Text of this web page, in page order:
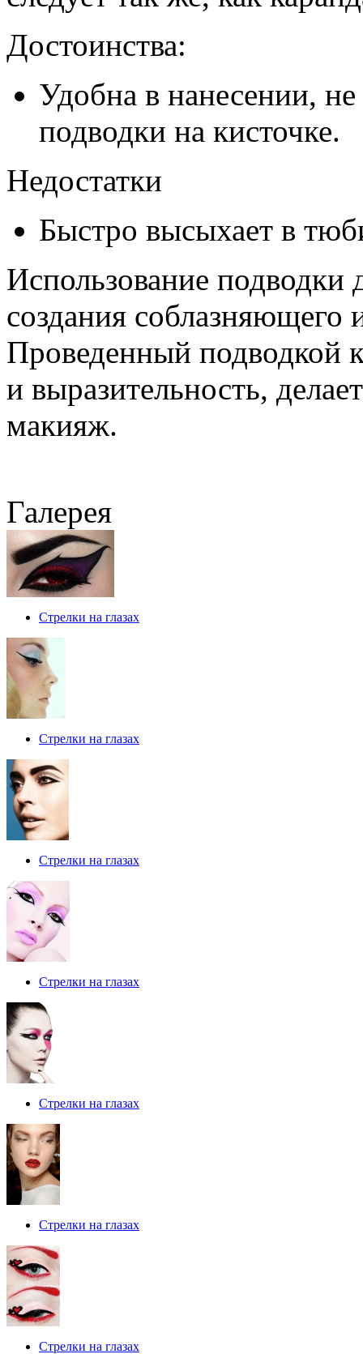
Достоинства:
Удобна в нанесении,
подводки на кисточке.
Недостатки
Быстро высыхает в
Использование подводки
создания соблазняющего
Проведенный подводкой
и выразительность,
макияж.
Галерея
Стрелки на глазах
Стрелки на глазах
Стрелки на глазах
Стрелки на глазах
Стрелки на глазах
Стрелки на глазах
Стрелки на глазах